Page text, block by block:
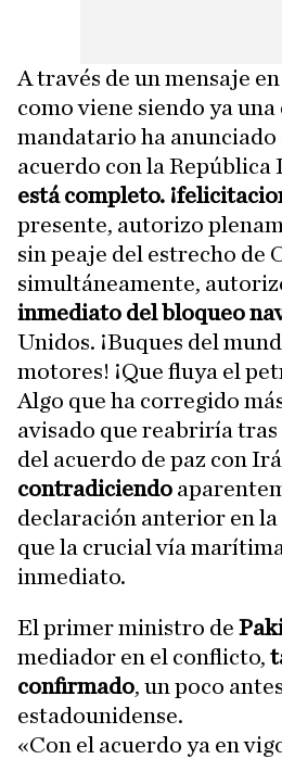
A través de un mensaje
como viene siendo ya una
mandatario ha anunciado
acuerdo con la República
está completo.
presente, autorizo
sin peaje del estrecho de
simultáneamente,
inmediato del bloqueo
Unidos. ¡Buques del
motores! ¡Que fluya el
Algo que ha corregido
avisado que reabriría
del acuerdo de paz con
contradiciendo
declaración anterior en la
que la crucial vía
inmediato.
El primer ministro de
mediador en el conflicto,
confirmado, un poco
estadounidense.
«Con el acuerdo ya en